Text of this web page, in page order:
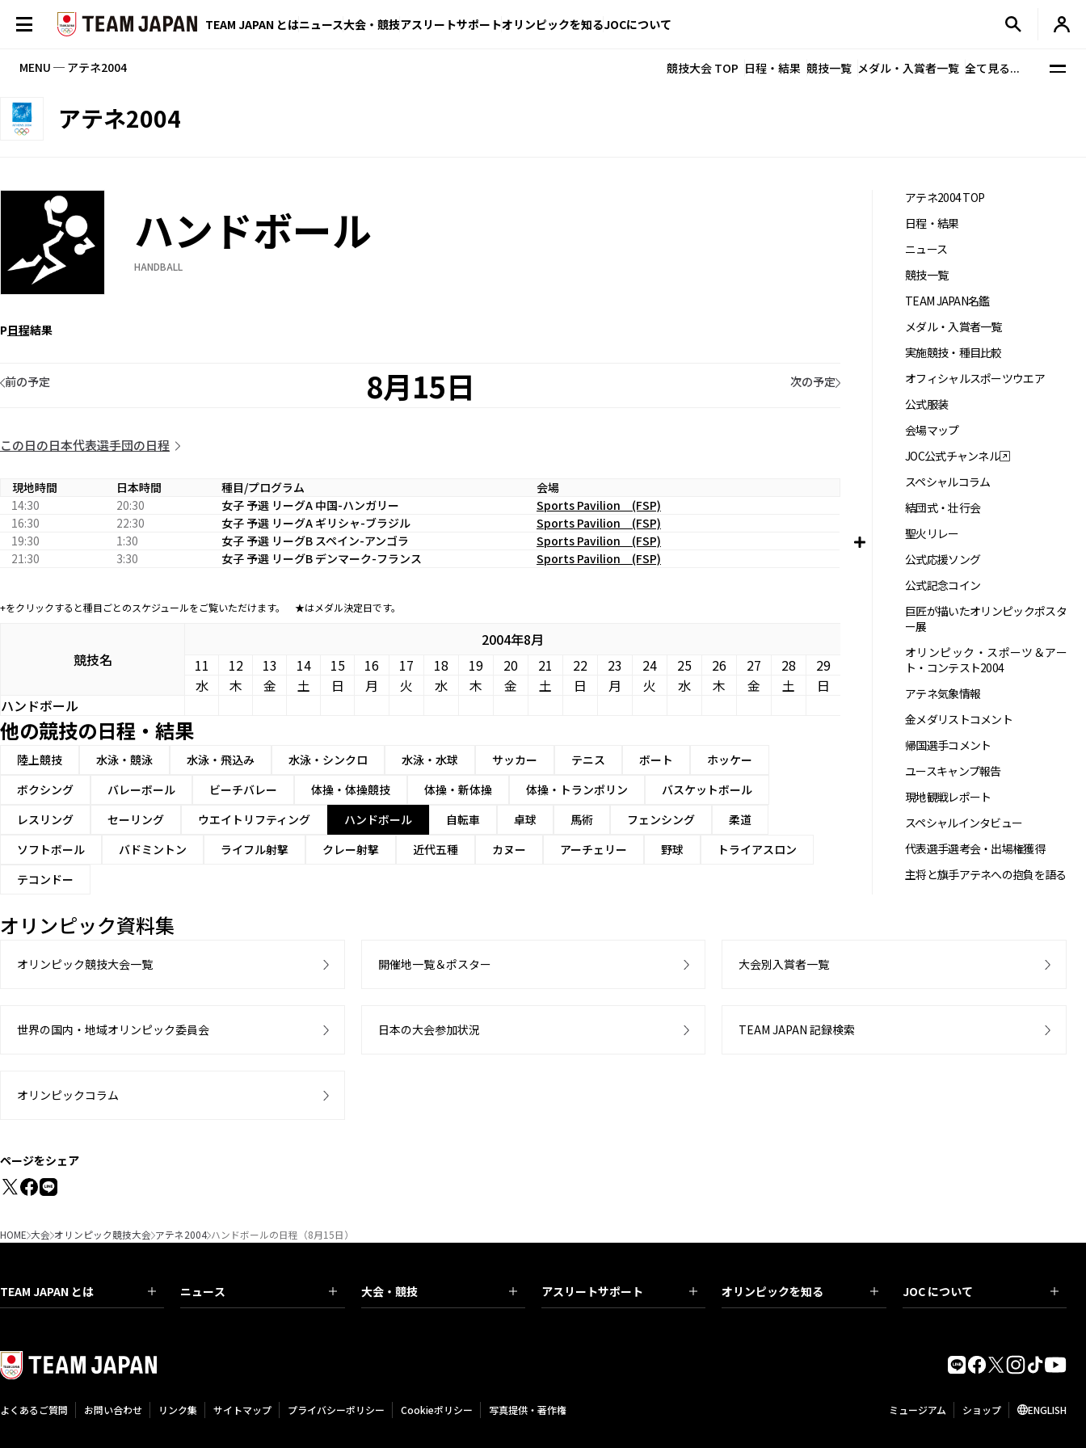
TEAM JAPAN とはニュース大会・競技アスリートサポートオリンピックを知るJOCについて
MENU ─ アテネ2004 競技大会 TOP 日程・結果 競技一覧 メダル・入賞者一覧 全て見る...
アテネ2004
ハンドボール
HANDBALL
日程結果
8月15日
前の予定 次の予定
この日の日本代表選手団の日程
現地時間 日本時間 種目/プログラム
会場
14:30
20:30 女子 予選 リーグA 中国-ハンガリー
Sports Pavilion (FSP)
16:30
22:30 女子 予選 リーグA ギリシャ-ブラジル
Sports Pavilion (FSP)
19:30
1:30 女子 予選 リーグB スペイン-アンゴラ
Sports Pavilion (FSP)
21:30
3:30 女子 予選 リーグB デンマーク-フランス Sports Pavilion (FSP)
+をクリックすると種目ごとのスケジュールをご覧いただけます。 ★はメダル決定日です。
競技名
2004年8月
11
12 13 14 15 16 17 18 19 20 21 22 23 24 25 26 27 28
29
水
木 金 土 日 月 火 水 木 金 土 日 月 火 水 木 金 土
日
ハンドボール
他の競技の日程・結果
陸上競技 水泳・競泳 水泳・飛込み 水泳・シンクロ 水泳・水球 サッカー テニス ボート
ホッケー
ボクシング
バレーボール ビーチバレー 体操・体操競技 体操・新体操 体操・トランポリン
バスケットボール
レスリング
セーリング ウエイトリフティング ハンドボール 自転車 卓球 馬術 フェンシング
柔道
ソフトボール
バドミントン ライフル射撃 クレー射撃 近代五種 カヌー アーチェリー 野球
トライアスロン
テコンドー
アテネ2004 TOP
日程・結果
ニュース
競技一覧
TEAM JAPAN名鑑
メダル・入賞者一覧
実施競技・種目比較
オフィシャルスポーツウエア
公式服装
会場マップ
JOC公式チャンネル
スペシャルコラム
結団式・壮行会
聖火リレー
公式応援ソング
公式記念コイン
巨匠が描いたオリンピックポスタ
ー展
オリンピック・スポーツ＆アー
ト・コンテスト2004
アテネ気象情報
金メダリストコメント
帰国選手コメント
ユースキャンプ報告
現地観戦レポート
スペシャルインタビュー
代表選手選考会・出場権獲得
主将と旗手アテネへの抱負を語る
オリンピック資料集
オリンピック競技大会一覧 開催地一覧＆ポスター 大会別入賞者一覧
世界の国内・地域オリンピック委員会 日本の大会参加状況 TEAM JAPAN 記録検索
オリンピックコラム
ページをシェア
HOME 大会 オリンピック競技大会 アテネ2004 ハンドボールの日程（8月15日）
TEAM JAPAN とは ニュース 大会・競技 アスリートサポート オリンピックを知る JOC について
よくあるご質問 お問い合わせ リンク集 サイトマップ プライバシーポリシー Cookieポリシー 写真提供・著作権 ミュージアム ショップ ENGLISH